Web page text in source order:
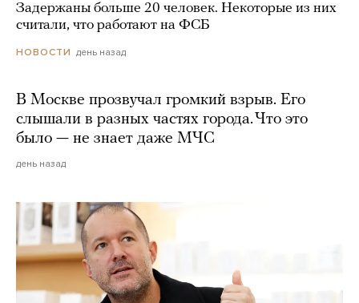
Задержаны больше 20 человек. Некоторые из них
считали, что работают на ФСБ
НОВОСТИ день назад
В Москве прозвучал громкий взрыв. Его
слышали в разных частях города. Что это
было — не знает даже МЧС
день назад